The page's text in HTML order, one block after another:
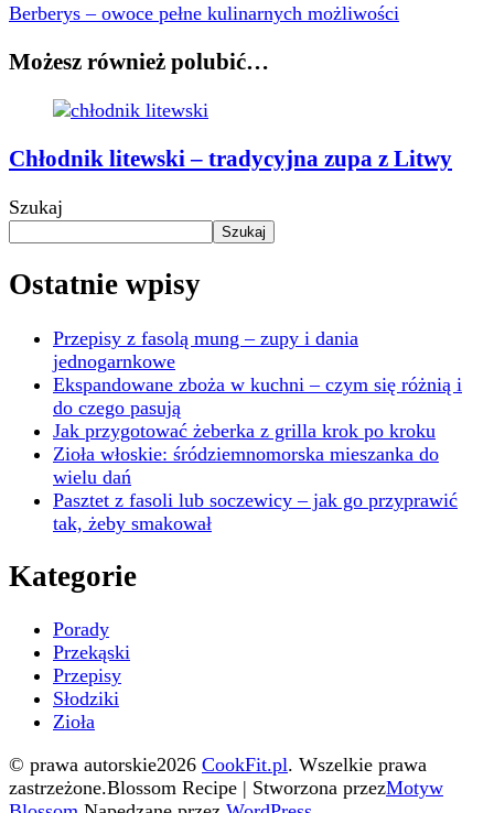
Berberys – owoce pełne kulinarnych możliwości
Możesz również polubić…
Chłodnik litewski – tradycyjna zupa z Litwy
Szukaj
Szukaj
Ostatnie wpisy
Przepisy z fasolą mung – zupy i dania
jednogarnkowe
Ekspandowane zboża w kuchni – czym się różnią i
do czego pasują
Jak przygotować żeberka z grilla krok po kroku
Zioła włoskie: śródziemnomorska mieszanka do
wielu dań
Pasztet z fasoli lub soczewicy – jak go przyprawić
tak, żeby smakował
Kategorie
Porady
Przekąski
Przepisy
Słodziki
Zioła
© prawa autorskie2026 CookFit.pl. Wszelkie prawa
zastrzeżone.Blossom Recipe | Stworzona przezMotyw